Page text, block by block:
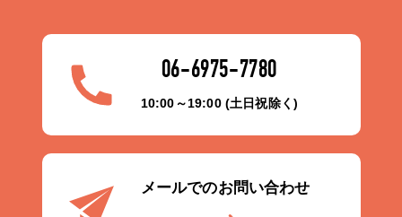
06-6975-7780
10:00～19:00 (土日祝除く)
メールでのお問い合わせ